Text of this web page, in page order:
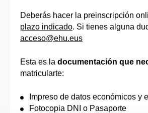
Deberás hacer la preinscripción
plazo indicado. Si tienes alguna
acceso@ehu.eus
Esta es la documentación que
matricularte:
Impreso de datos económicos y
Fotocopia DNI o Pasaporte